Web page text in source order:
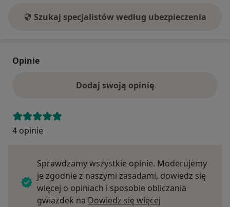
Szukaj specjalistów według ubezpieczenia
Opinie
Dodaj swoją opinię
4 opinie
Sprawdzamy wszystkie opinie. Moderujemy
je zgodnie z naszymi zasadami, dowiedz się
więcej o opiniach i sposobie obliczania
gwiazdek na Dowiedz się więcej